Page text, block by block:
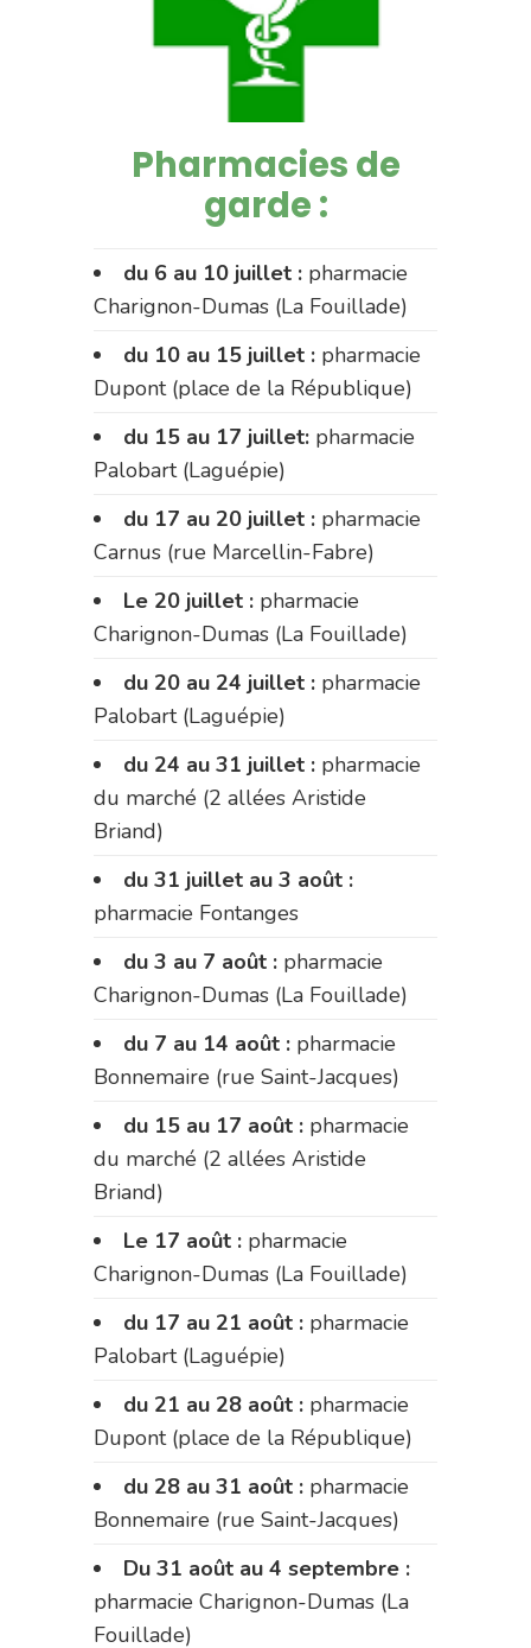
Pharmacies de
garde :
du 6 au 10 juillet : pharmacie
Charignon-Dumas (La Fouillade)
du 10 au 15 juillet : pharmacie
Dupont (place de la République)
du 15 au 17 juillet: pharmacie
Palobart (Laguépie)
du 17 au 20 juillet : pharmacie
Carnus (rue Marcellin-Fabre)
Le 20 juillet : pharmacie
Charignon-Dumas (La Fouillade)
du 20 au 24 juillet : pharmacie
Palobart (Laguépie)
du 24 au 31 juillet : pharmacie
du marché (2 allées Aristide
Briand)
du 31 juillet au 3 août :
pharmacie Fontanges
du 3 au 7 août : pharmacie
Charignon-Dumas (La Fouillade)
du 7 au 14 août : pharmacie
Bonnemaire (rue Saint-Jacques)
du 15 au 17 août : pharmacie
du marché (2 allées Aristide
Briand)
Le 17 août : pharmacie
Charignon-Dumas (La Fouillade)
du 17 au 21 août : pharmacie
Palobart (Laguépie)
du 21 au 28 août : pharmacie
Dupont (place de la République)
du 28 au 31 août : pharmacie
Bonnemaire (rue Saint-Jacques)
Du 31 août au 4 septembre :
pharmacie Charignon-Dumas (La
Fouillade)